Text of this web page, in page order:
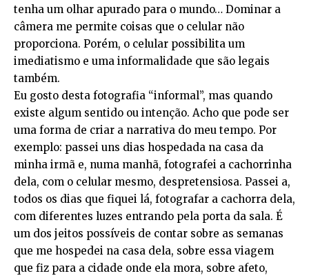
tenha um olhar apurado para o mundo… Dominar a
câmera me permite coisas que o celular não
proporciona. Porém, o celular possibilita um
imediatismo e uma informalidade que são legais
também.
Eu gosto desta fotografia “informal”, mas quando
existe algum sentido ou intenção. Acho que pode ser
uma forma de criar a narrativa do meu tempo. Por
exemplo: passei uns dias hospedada na casa da
minha irmã e, numa manhã, fotografei a cachorrinha
dela, com o celular mesmo, despretensiosa. Passei a,
todos os dias que fiquei lá, fotografar a cachorra dela,
com diferentes luzes entrando pela porta da sala. É
um dos jeitos possíveis de contar sobre as semanas
que me hospedei na casa dela, sobre essa viagem
que fiz para a cidade onde ela mora, sobre afeto,